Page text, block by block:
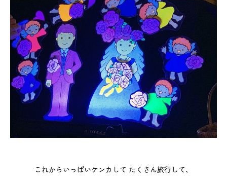
これからいっぱいケンカして たくさん旅行して、